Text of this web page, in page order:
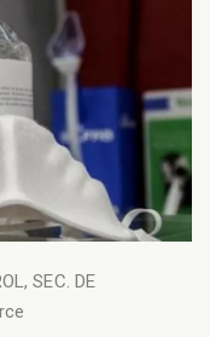
,SEC. DE